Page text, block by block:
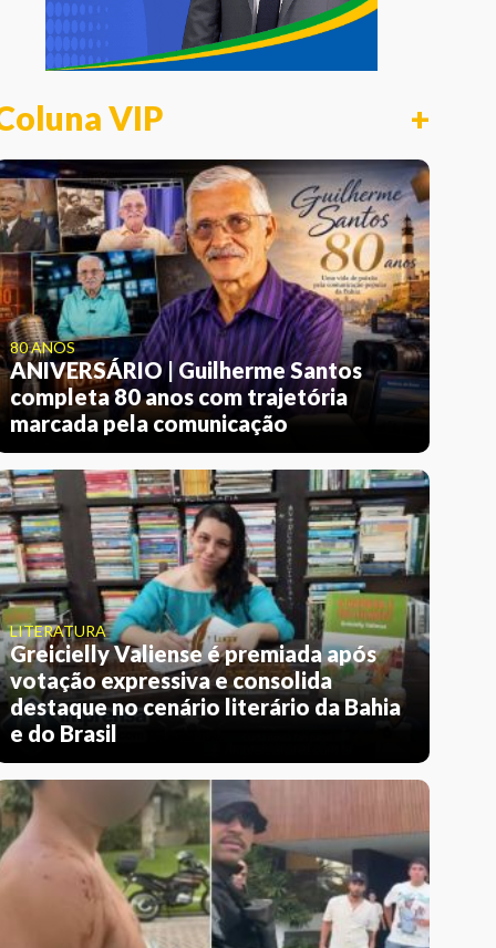
VIP +
80 ANOS
ANIVERSÁRIO | Guilherme Santos
completa 80 anos com trajetória
marcada pela comunicação
LITERATURA
Greicielly Valiense é premiada após
votação expressiva e consolida
destaque no cenário literário da Bahia
e do Brasil